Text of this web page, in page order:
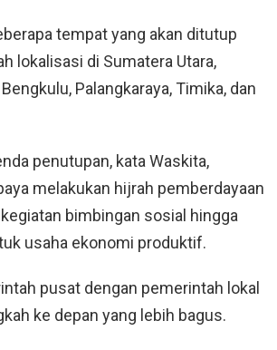
tempat yang akan ditutup
lokalisasi di Sumatera Utara,
Palangkaraya, Timika, dan
penutupan, kata Waskita,
melakukan hijrah pemberdayaan
bimbingan sosial hingga
usaha ekonomi produktif.
pusat dengan pemerintah lokal
ke depan yang lebih bagus.